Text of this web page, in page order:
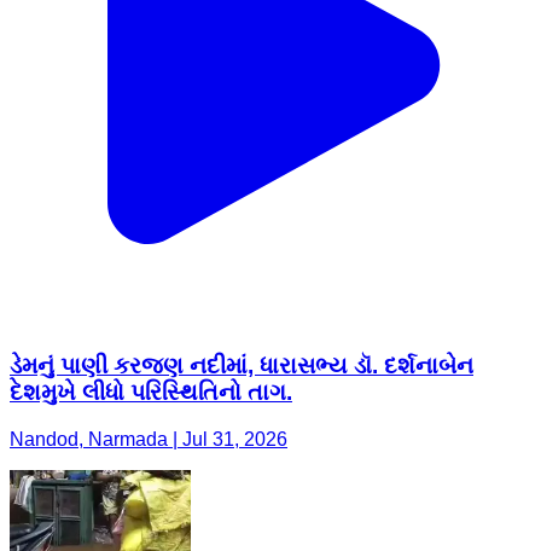
ડેમનું પાણી કરજણ નદીમાં, ધારાસભ્ય ડૉ. દર્શનાબેન
દેશમુખે લીધો પરિસ્થિતિનો તાગ.
Nandod, Narmada | Jul 31, 2026